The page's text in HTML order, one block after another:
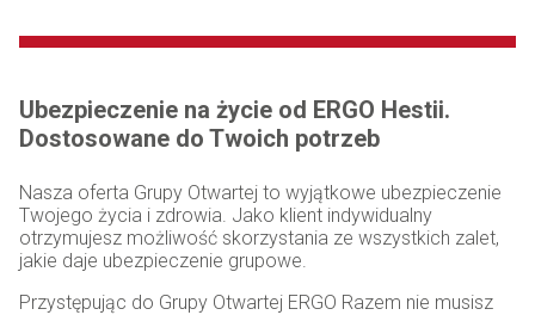
Ubezpieczenie na życie od ERGO Hestii.
Dostosowane do Twoich potrzeb
Nasza oferta Grupy Otwartej to wyjątkowe ubezpieczenie
Twojego życia i zdrowia. Jako klient indywidualny
otrzymujesz możliwość skorzystania ze wszystkich zalet,
jakie daje ubezpieczenie grupowe.
Przystępując do Grupy Otwartej ERGO Razem nie musisz